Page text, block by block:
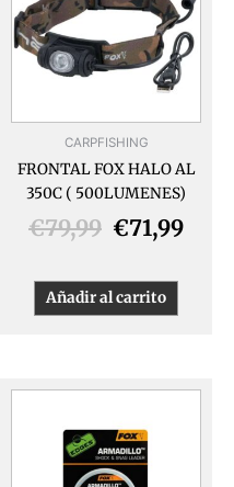
CARPFISHING
FRONTAL FOX HALO AL
350C ( 500LUMENES)
€79,99
era:
€79,99.
€71,99
es:
Añadir al carrito
Este